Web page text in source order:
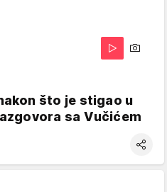
što je stigao u
sa Vučićem